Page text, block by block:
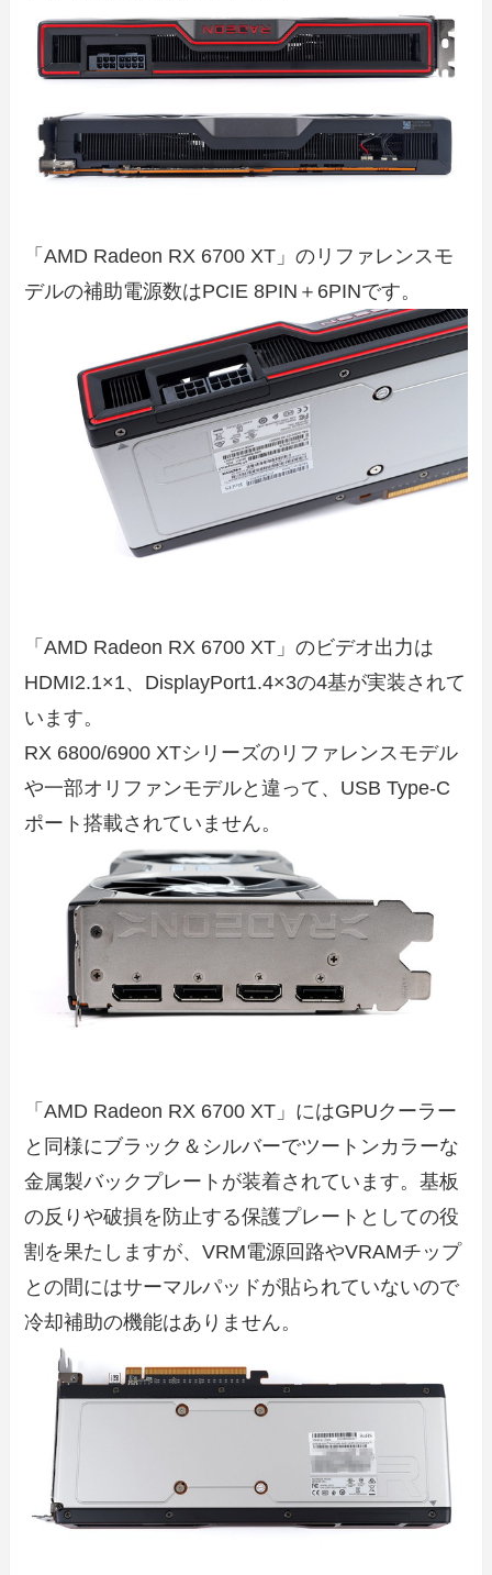
「AMD Radeon RX 6700 XT」のリファレンスモ
デルの補助電源数はPCIE 8PIN＋6PINです。
「AMD Radeon RX 6700 XT」のビデオ出力は
HDMI2.1×1、DisplayPort1.4×3の4基が実装されて
います。
RX 6800/6900 XTシリーズのリファレンスモデル
や一部オリファンモデルと違って、USB Type-C
ポート搭載されていません。
「AMD Radeon RX 6700 XT」にはGPUクーラー
と同様にブラック＆シルバーでツートンカラーな
金属製バックプレートが装着されています。基板
の反りや破損を防止する保護プレートとしての役
割を果たしますが、VRM電源回路やVRAMチップ
との間にはサーマルパッドが貼られていないので
冷却補助の機能はありません。